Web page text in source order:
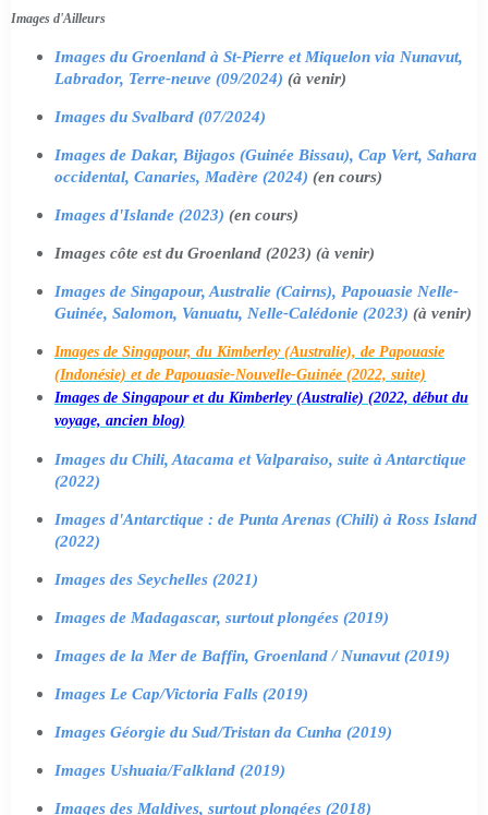
Images d'Ailleurs
Images du Groenland à St-Pierre et Miquelon via Nunavut,
Labrador, Terre-neuve (09/2024) (à venir)
Images du Svalbard (07/2024)
Images de Dakar, Bijagos (Guinée Bissau), Cap Vert, Sahara
occidental, Canaries, Madère (2024) (en cours)
Images d'Islande (2023) (en cours)
Images côte est du Groenland (2023) (à venir)
Images de Singapour, Australie (Cairns), Papouasie Nelle-
Guinée, Salomon, Vanuatu, Nelle-Calédonie (2023) (à venir)
Images de Singapour, du Kimberley (Australie), de Papouasie
(Indonésie) et de Papouasie-Nouvelle-Guinée (2022, suite)
Images de Singapour et du Kimberley (Australie) (2022, début du
voyage, ancien blog)
Images du Chili, Atacama et Valparaiso, suite à Antarctique
(2022)
Images d'Antarctique : de Punta Arenas (Chili) à Ross Island
(2022)
Images des Seychelles (2021)
Images de Madagascar, surtout plongées (2019)
Images de la Mer de Baffin, Groenland / Nunavut (2019)
Images Le Cap/Victoria Falls (2019)
Images Géorgie du Sud/Tristan da Cunha (2019)
Images Ushuaia/Falkland (2019)
Images des Maldives, surtout plongées (2018)